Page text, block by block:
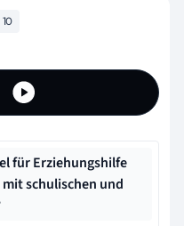
10
für Erziehungshilfe
schulischen und